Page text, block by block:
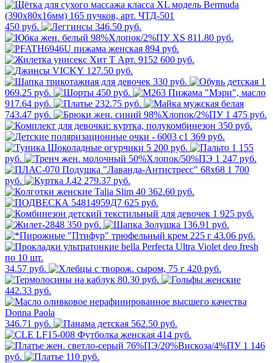
450 руб.
346.50 руб.
811.80 руб.
894 руб.
600 руб.
127.50 руб.
330 руб.
1
069.25 руб.
450 руб.
917.64 руб.
232.75 руб.
743.47 руб.
1 475 руб.
350 руб.
369 руб.
5 200 руб.
1 155
руб.
1 247 руб.
1 700
руб.
279.37 руб.
362.60 руб.
625 руб.
1 925 руб.
350 руб.
136.91 руб.
43.06 руб.
34.57 руб.
420 руб.
80.30 руб.
442.33 руб.
346.71 руб.
562.50 руб.
414 руб.
1 146
руб.
110 руб.